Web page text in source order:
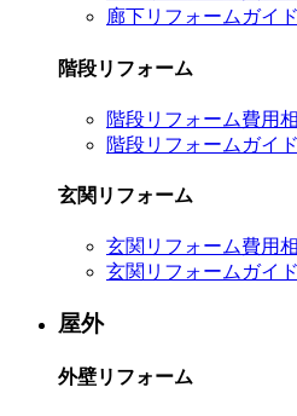
廊下リフォームガイド
階段リフォーム
階段リフォーム費用
階段リフォームガイド
玄関リフォーム
玄関リフォーム費用
玄関リフォームガイド
屋外
外壁リフォーム